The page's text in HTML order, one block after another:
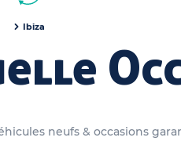
Ibiza
neufs & occasions